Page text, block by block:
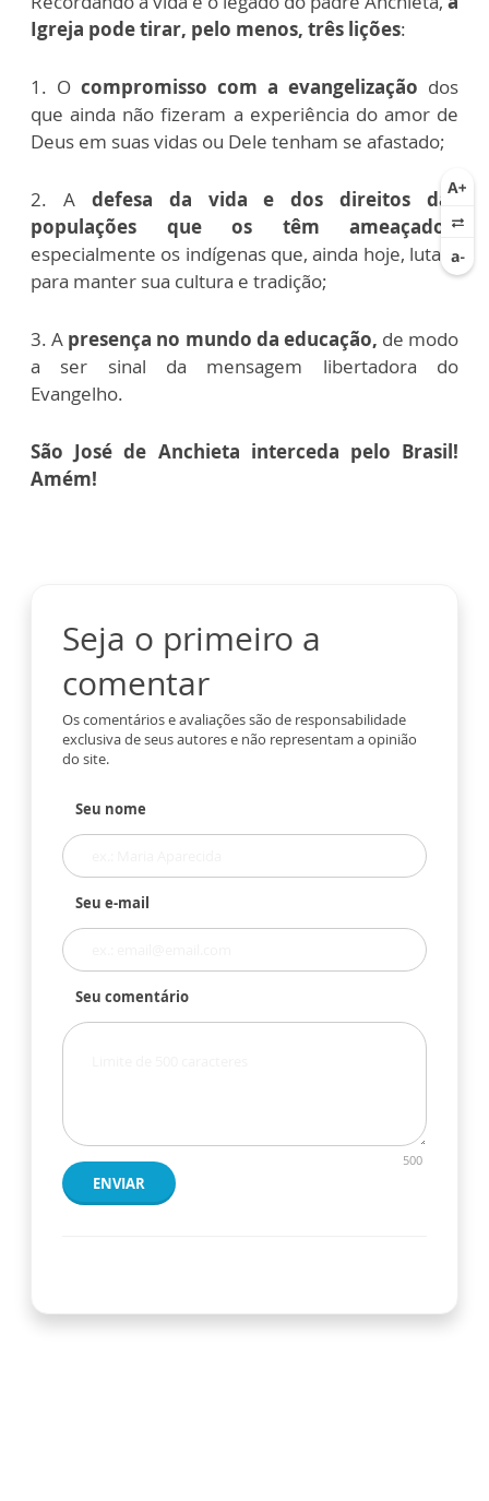
Igreja pode tirar, pelo menos, três lições:
1. O compromisso com a evangelização dos
que ainda não fizeram a experiência do amor de
Deus em suas vidas ou Dele tenham se afastado;
2. A defesa da vida e dos direitos das
populações que os têm ameaçados,
especialmente os indígenas que, ainda hoje, lutam
para manter sua cultura e tradição;
3. A presença no mundo da educação, de modo
a ser sinal da mensagem libertadora do
Evangelho.
São José de Anchieta interceda pelo Brasil!
Amém!
Seja o primeiro a
comentar
Os comentários e avaliações são de responsabilidade
exclusiva de seus autores e não representam a opinião
do site.
Seu nome
Seu e-mail
Seu comentário
500
ENVIAR